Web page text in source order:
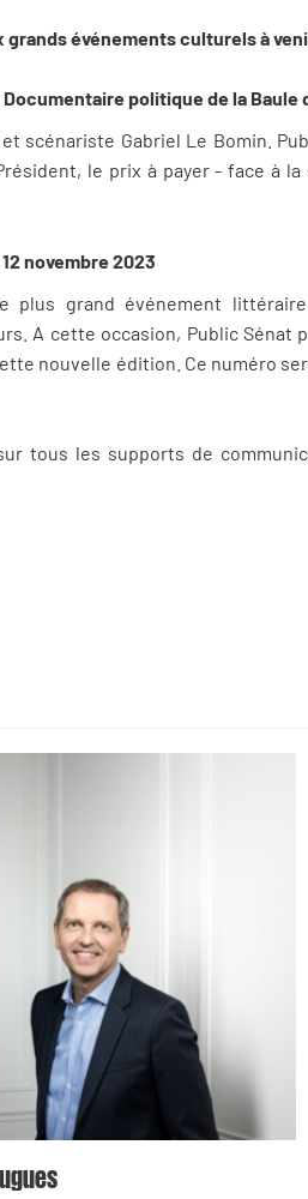
événements culturels à
politique de la Baule
scénariste Gabriel Le Bomin.
le prix à payer - face à la
novembre 2023
plus grand événement
A cette occasion, Public Sénat
nouvelle édition. Ce numéro
tous les supports de